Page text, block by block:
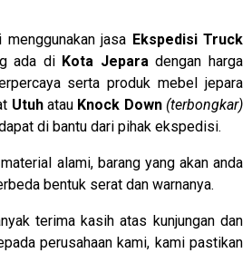
jasa Ekspedisi Truck
ada di Kota Jeparadengan harga
serta produk mebel jepara
Utuhatau Knock Down (terbongkar)
di bantu dari pihak ekspedisi.
alami, barang yang akan anda
bentuk serat dan warnanya.
terima kasih atas kunjungan dan
perusahaan kami, kami pastikan